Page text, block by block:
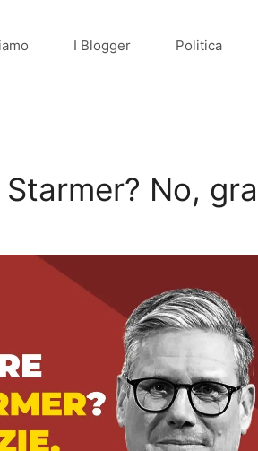
I Blogger Politica
No,